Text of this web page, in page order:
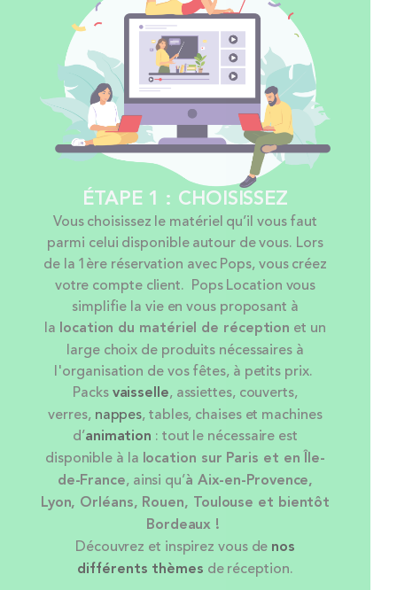
ÉTAPE 1 : CHOISISSEZ
Vous choisissez le matériel qu’il vous faut
parmi celui disponible autour de vous. Lors
de la 1ère réservation avec Pops, vous créez
votre compte client. Pops Location vous
simplifie la vie en vous proposant à
la location du matériel de réception et un
large choix de produits nécessaires à
l'organisation de vos fêtes, à petits prix.
Packsvaisselle, assiettes, couverts,
verres, nappes, tables, chaises et machines
d’animation : tout le nécessaire est
disponible à la location sur Paris et en Île-
de-France, ainsi qu’à Aix-en-Provence,
Lyon, Orléans, Rouen, Toulouse et bientôt
Bordeaux !
Découvrez et inspirez vous de nos
différents thèmes de réception.